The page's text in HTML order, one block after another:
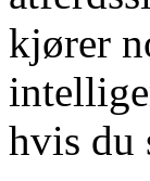
kjører
hvis du